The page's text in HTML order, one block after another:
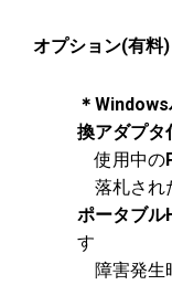
オプション(有料)
＊
換アダプタ
使用中の
落札され
ポータブル
す
障害発生